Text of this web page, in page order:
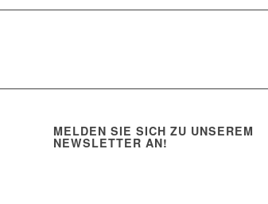
MELDEN SIE SICH ZU UNSEREM
NEWSLETTER AN!